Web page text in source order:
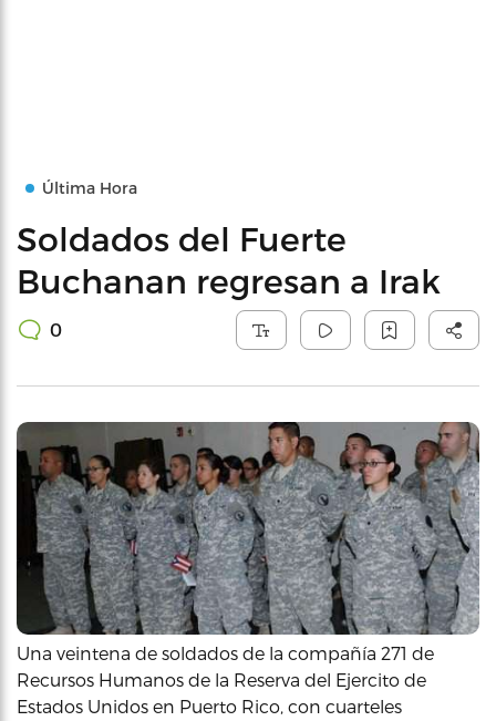
Última Hora
Soldados del Fuerte
Buchanan regresan a Irak
0
Una veintena de soldados de la compañía 271 de
Recursos Humanos de la Reserva del Ejercito de
Estados Unidos en Puerto Rico, con cuarteles